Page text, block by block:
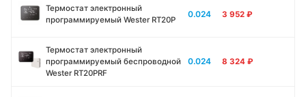
Термостат электронный
программируемый Wester RT20P
0.024 3 952 ₽
Термостат электронный
программируемый беспроводной
Wester RT20PRF
0.024 8 324 ₽